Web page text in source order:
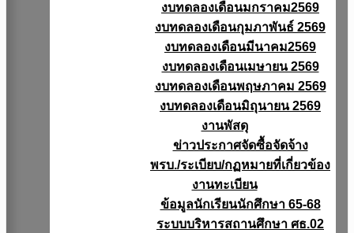
งบทดลองเดือนมกราคม2569
งบทดลองเดือนกุมภาพันธ์ 2569
งบทดลองเดือนมีนาคม2569
งบทดลองเดือนเมษายน 2569
งบทดลองเดือนพฤษภาคม 2569
งบทดลองเดือนมิถุนายน 2569
งานพัสดุ
ข่าวประกาศจัดซื้อจัดจ้าง
พรบ./ระเบียบ/กฏหมายที่เกี่ยวข้อง
งานทะเบียน
ข้อมูลนักเรียนนักศึกษา 65-68
ระบบบริหารสถานศึกษา ศธ.02